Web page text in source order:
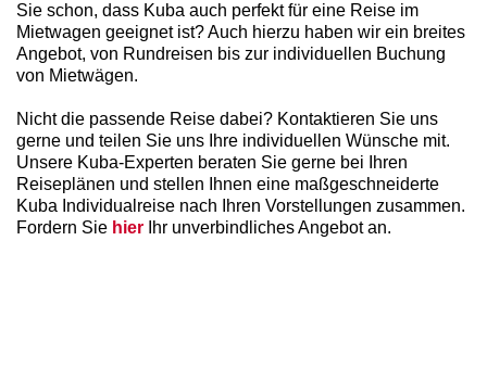
Sie schon, dass Kuba auch perfekt für eine Reise im
Mietwagen geeignet ist? Auch hierzu haben wir ein breites
Angebot, von Rundreisen bis zur individuellen Buchung
von Mietwägen.
Nicht die passende Reise dabei? Kontaktieren Sie uns
gerne und teilen Sie uns Ihre individuellen Wünsche mit.
Unsere Kuba-Experten beraten Sie gerne bei Ihren
Reiseplänen und stellen Ihnen eine maßgeschneiderte
Kuba Individualreise nach Ihren Vorstellungen zusammen.
Fordern Sie hier Ihr unverbindliches Angebot an.